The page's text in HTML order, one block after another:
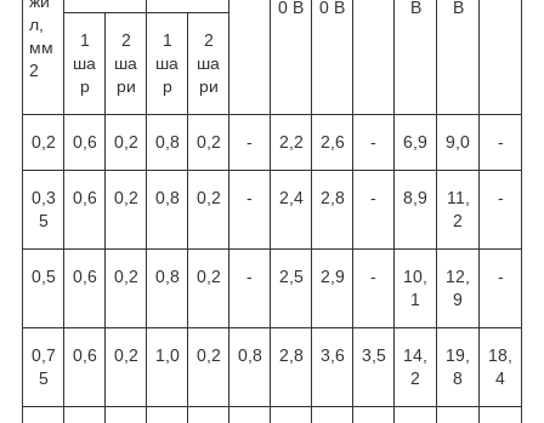
л,
мм
2
0 В
0 В
В
В
1
ша
р
2
ша
ри
1
ша
р
2
ша
ри
0,2 0,6 0,2 0,8 0,2 - 2,2 2,6 - 6,9 9,0 -
0,3
5
0,6 0,2 0,8 0,2 - 2,4 2,8 - 8,9
11,
2
-
0,5 0,6 0,2 0,8 0,2 - 2,5 2,9 -
10,
1
12,
9
-
0,7
5
0,6 0,2 1,0 0,2 0,8 2,8 3,6 3,5
14,
2
19,
8
18,
4